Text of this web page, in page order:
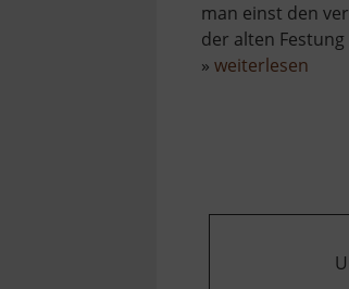
man einst den
der alten
» weiterlesen